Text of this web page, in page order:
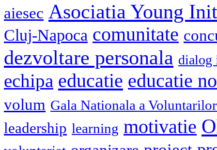
aiesec Asociatia Young
Cluj-Napoca comunitate
dezvoltare personala dialog
echipa educatie educatie
volum Gala Nationala a Voluntarilor
leadership learning motivatie